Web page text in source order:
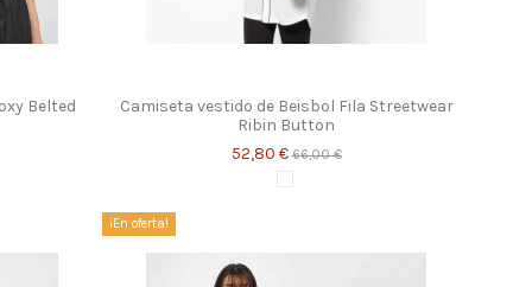
Belted
Camiseta vestido de Beisbol Fila Streetwear
Ribin Button
52,80 € 66,00 €
Blanco
¡En oferta!